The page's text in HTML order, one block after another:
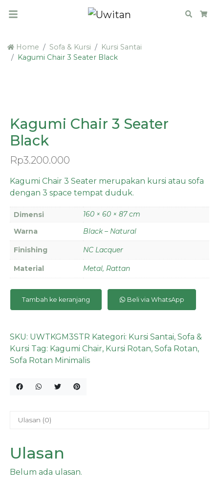
Search
Home Sofa & Kursi
Kursi Santai
Kagumi Chair 3 Seater Black
Kagumi Chair 3 Seater
Black
Rp3.200.000
Kagumi Chair 3 Seater merupakan kursi atau sofa
dengan 3 space tempat duduk.
Dimensi
160 × 60 × 87 cm
Warna
Black – Natural
Finishing NC Lacquer
Material Metal, Rattan
Tambah ke keranjang Beli via WhatsApp
SKU: UWTKGM3STR Kategori: Kursi Santai, Sofa &
Kursi Tag: Kagumi Chair, Kursi Rotan, Sofa Rotan,
Sofa Rotan Minimalis
Ulasan (0)
Ulasan
Belum ada ulasan.